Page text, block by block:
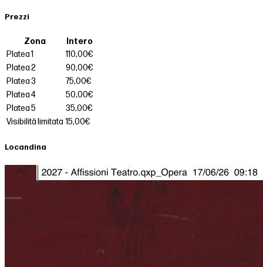
Prezzi
Zona
Intero
Platea 1
110,00€
Platea 2
90,00€
Platea 3
75,00€
Platea 4
50,00€
Platea 5
35,00€
Visibilità limitata 15,00€
Locandina